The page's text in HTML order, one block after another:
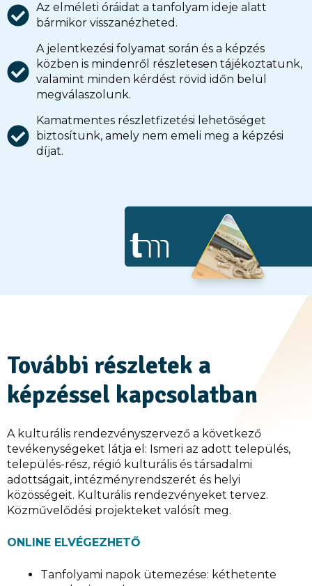
Az elméleti óráidat a tanfolyam ideje alatt
bármikor visszanézheted.
A jelentkezési folyamat során és a képzés
közben is mindenről részletesen tájékoztatunk,
valamint minden kérdést rövid időn belül
megválaszolunk.
Kamatmentes részletfizetési lehetőséget
biztosítunk, amely nem emeli meg a képzési
díjat.
További részletek a
képzéssel kapcsolatban
A kulturális rendezvényszervező a következő
tevékenységeket látja el: Ismeri az adott település,
település-rész, régió kulturális és társadalmi
adottságait, intézményrendszerét és helyi
közösségeit. Kulturális rendezvényeket tervez.
Közművelődési projekteket valósít meg.
ONLINE ELVÉGEZHETŐ
Tanfolyami napok ütemezése: kéthetente